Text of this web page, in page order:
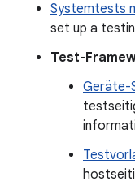
Systemtests
set up a
Test-
Geräte-